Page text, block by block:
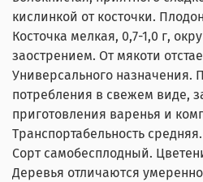
кислинкой от косточки.
Косточка мелкая, 0,7-1,0 г,
заострением. От мякоти
Универсального назначения.
потребления в свежем виде,
приготовления варенья и
Транспортабельность средняя.
Сорт самобесплодный.
Деревья отличаются